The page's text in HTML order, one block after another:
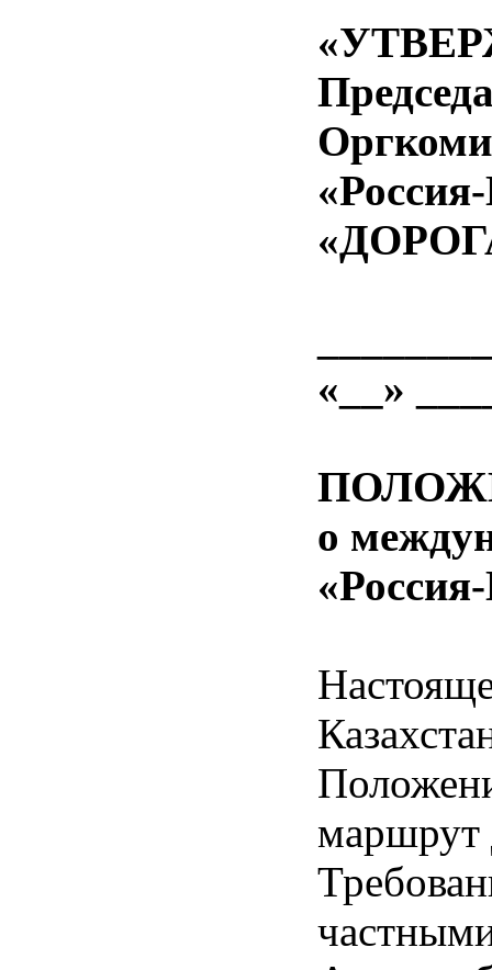
«__»
о
маршрут